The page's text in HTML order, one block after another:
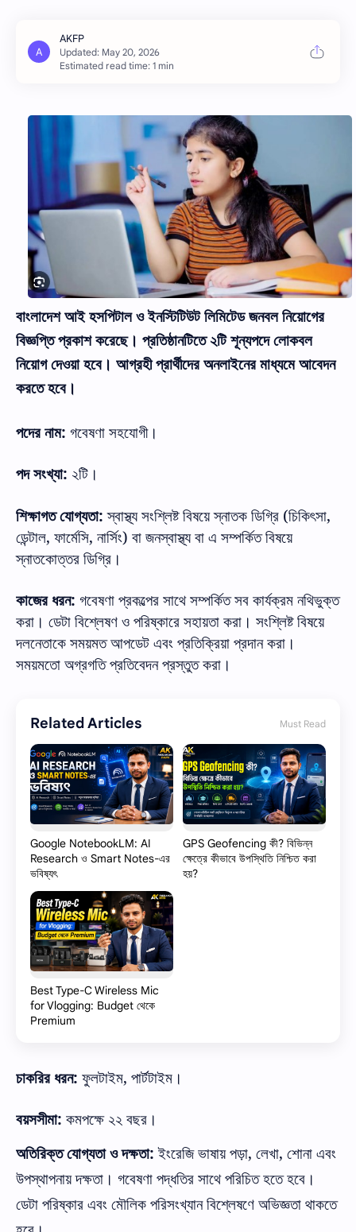
Estimated read time: 1 min
বাংলাদেশ আই হসপিটাল ও ইনস্টিটিউট লিমিটেড জনবল নিয়োগের
বিজ্ঞপ্তি প্রকাশ করেছে। প্রতিষ্ঠানটিতে ২টি শূন্যপদে লোকবল
নিয়োগ দেওয়া হবে। আগ্রহী প্রার্থীদের অনলাইনের মাধ্যমে আবেদন
করতে হবে।
পদের নাম: গবেষণা সহযোগী।
পদ সংখ্যা: ২টি।
শিক্ষাগত যোগ্যতা: স্বাস্থ্য সংশ্লিষ্ট বিষয়ে স্নাতক ডিগ্রি (চিকিৎসা,
ডেন্টাল, ফার্মেসি, নার্সিং) বা জনস্বাস্থ্য বা এ সম্পর্কিত বিষয়ে
স্নাতকোত্তর ডিগ্রি।
কাজের ধরন: গবেষণা প্রকল্পের সাথে সম্পর্কিত সব কার্যক্রম নথিভুক্ত
করা। ডেটা বিশ্লেষণ ও পরিষ্কারে সহায়তা করা। সংশ্লিষ্ট বিষয়ে
দলনেতাকে সময়মত আপডেট এবং প্রতিক্রিয়া প্রদান করা।
সময়মতো অগ্রগতি প্রতিবেদন প্রস্তুত করা।
Related Articles Must Read
Google NotebookLM: AI
Research ও Smart Notes-এর
ভবিষ্যৎ
GPS Geofencing কী? বিভিন্ন
ক্ষেত্রে কীভাবে উপস্থিতি নিশ্চিত করা
হয়?
Best Type-C Wireless Mic
for Vlogging: Budget থেকে
Premium
চাকরির ধরন: ফুলটাইম, পার্টটাইম।
বয়সসীমা: কমপক্ষে ২২ বছর।
অতিরিক্ত যোগ্যতা ও দক্ষতা: ইংরেজি ভাষায় পড়া, লেখা, শোনা এবং
উপস্থাপনায় দক্ষতা। গবেষণা পদ্ধতির সাথে পরিচিত হতে হবে।
ডেটা পরিষ্কার এবং মৌলিক পরিসংখ্যান বিশ্লেষণে অভিজ্ঞতা থাকতে